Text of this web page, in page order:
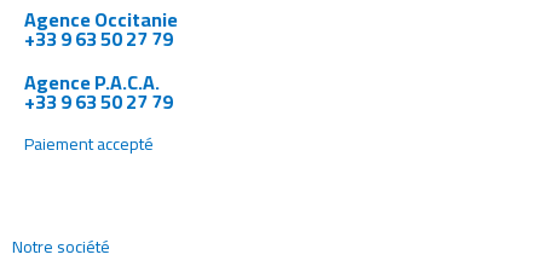
Agence Occitanie
+33 9 63 50 27 79
Agence P.A.C.A.
+33 9 63 50 27 79
Paiement accepté
Notre société